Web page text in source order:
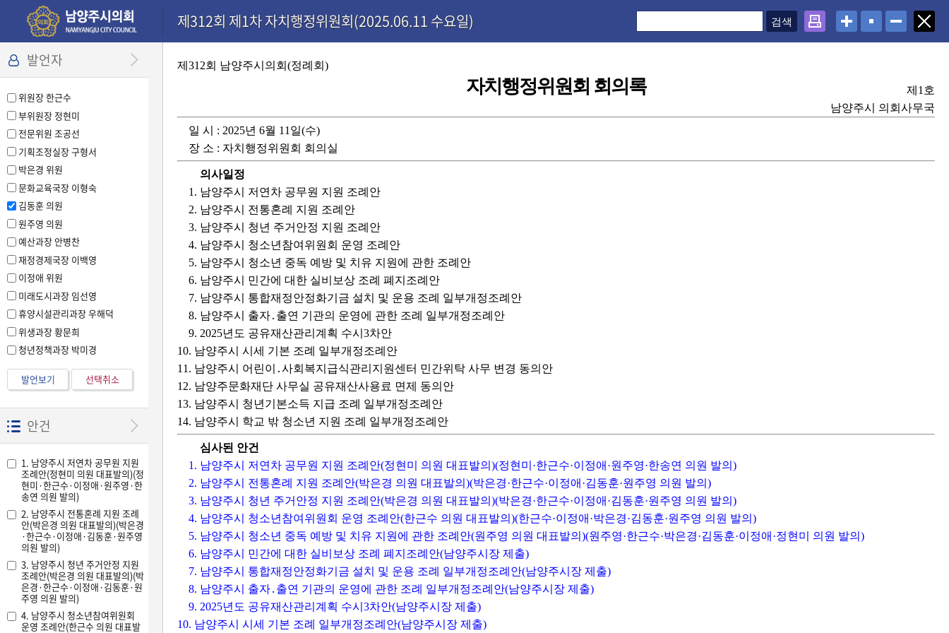
본문으로 바로가기
기능메뉴 메뉴 바로가기
설정메뉴 메뉴 바로가기
제312회 제1차 자치행정위원회(2025.06.11 수요일)
발언자
위원장 한근수
부위원장 정현미
전문위원 조공선
기획조정실장 구형서
박은경 위원
문화교육국장 이형숙
김동훈 의원
원주영 의원
예산과장 안병찬
재정경제국장 이백영
이정애 위원
미래도시과장 임선영
휴양시설관리과장 우해덕
위생과장 황문희
청년정책과장 박미경
발언보기 선택취소
안건
1. 남양주시 저연차 공무원 지원
조례안(정현미 의원 대표발의)(정
현미·한근수·이정애·원주영·한
송연 의원 발의)
2. 남양주시 전통혼례 지원 조례
안(박은경 의원 대표발의)(박은경
·한근수·이정애·김동훈·원주영
의원 발의)
3. 남양주시 청년 주거안정 지원
조례안(박은경 의원 대표발의)(박
은경·한근수·이정애·김동훈·원
주영 의원 발의)
4. 남양주시 청소년참여위원회
운영 조례안(한근수 의원 대표발
제312회 남양주시의회(정례회)
자치행정위원회 회의록
제1호
남양주시 의회사무국
일 시 : 2025년 6월 11일(수)
장 소 : 자치행정위원회 회의실
의사일정
1. 남양주시 저연차 공무원 지원 조례안
2. 남양주시 전통혼례 지원 조례안
3. 남양주시 청년 주거안정 지원 조례안
4. 남양주시 청소년참여위원회 운영 조례안
5. 남양주시 청소년 중독 예방 및 치유 지원에 관한 조례안
6. 남양주시 민간에 대한 실비보상 조례 폐지조례안
7. 남양주시 통합재정안정화기금 설치 및 운용 조례 일부개정조례안
8. 남양주시 출자․출연 기관의 운영에 관한 조례 일부개정조례안
9. 2025년도 공유재산관리계획 수시3차안
10. 남양주시 시세 기본 조례 일부개정조례안
11. 남양주시 어린이․사회복지급식관리지원센터 민간위탁 사무 변경 동의안
12. 남양주문화재단 사무실 공유재산사용료 면제 동의안
13. 남양주시 청년기본소득 지급 조례 일부개정조례안
14. 남양주시 학교 밖 청소년 지원 조례 일부개정조례안
심사된 안건
1. 남양주시 저연차 공무원 지원 조례안(정현미 의원 대표발의)(정현미·한근수·이정애·원주영·한송연 의원 발의)
2. 남양주시 전통혼례 지원 조례안(박은경 의원 대표발의)(박은경·한근수·이정애·김동훈·원주영 의원 발의)
3. 남양주시 청년 주거안정 지원 조례안(박은경 의원 대표발의)(박은경·한근수·이정애·김동훈·원주영 의원 발의)
4. 남양주시 청소년참여위원회 운영 조례안(한근수 의원 대표발의)(한근수·이정애·박은경·김동훈·원주영 의원 발의)
5. 남양주시 청소년 중독 예방 및 치유 지원에 관한 조례안(원주영 의원 대표발의)(원주영·한근수·박은경·김동훈·이정애·정현미 의원 발의)
6. 남양주시 민간에 대한 실비보상 조례 폐지조례안(남양주시장 제출)
7. 남양주시 통합재정안정화기금 설치 및 운용 조례 일부개정조례안(남양주시장 제출)
8. 남양주시 출자․출연 기관의 운영에 관한 조례 일부개정조례안(남양주시장 제출)
9. 2025년도 공유재산관리계획 수시3차안(남양주시장 제출)
10. 남양주시 시세 기본 조례 일부개정조례안(남양주시장 제출)